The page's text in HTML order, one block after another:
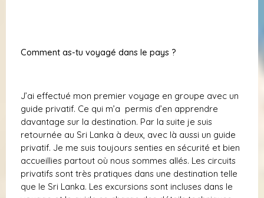
Comment as-tu voyagé dans le pays ?
J’ai effectué mon premier voyage en groupe avec un
guide privatif. Ce qui m’a permis d’en apprendre
davantage sur la destination. Par la suite je suis
retournée au Sri Lanka à deux, avec là aussi un guide
privatif. Je me suis toujours senties en sécurité et bien
accueillies partout où nous sommes allés. Les circuits
privatifs sont très pratiques dans une destination telle
que le Sri Lanka. Les excursions sont incluses dans le